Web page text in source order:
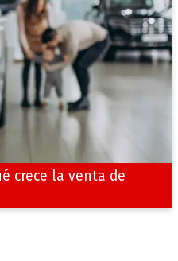
crece la venta de